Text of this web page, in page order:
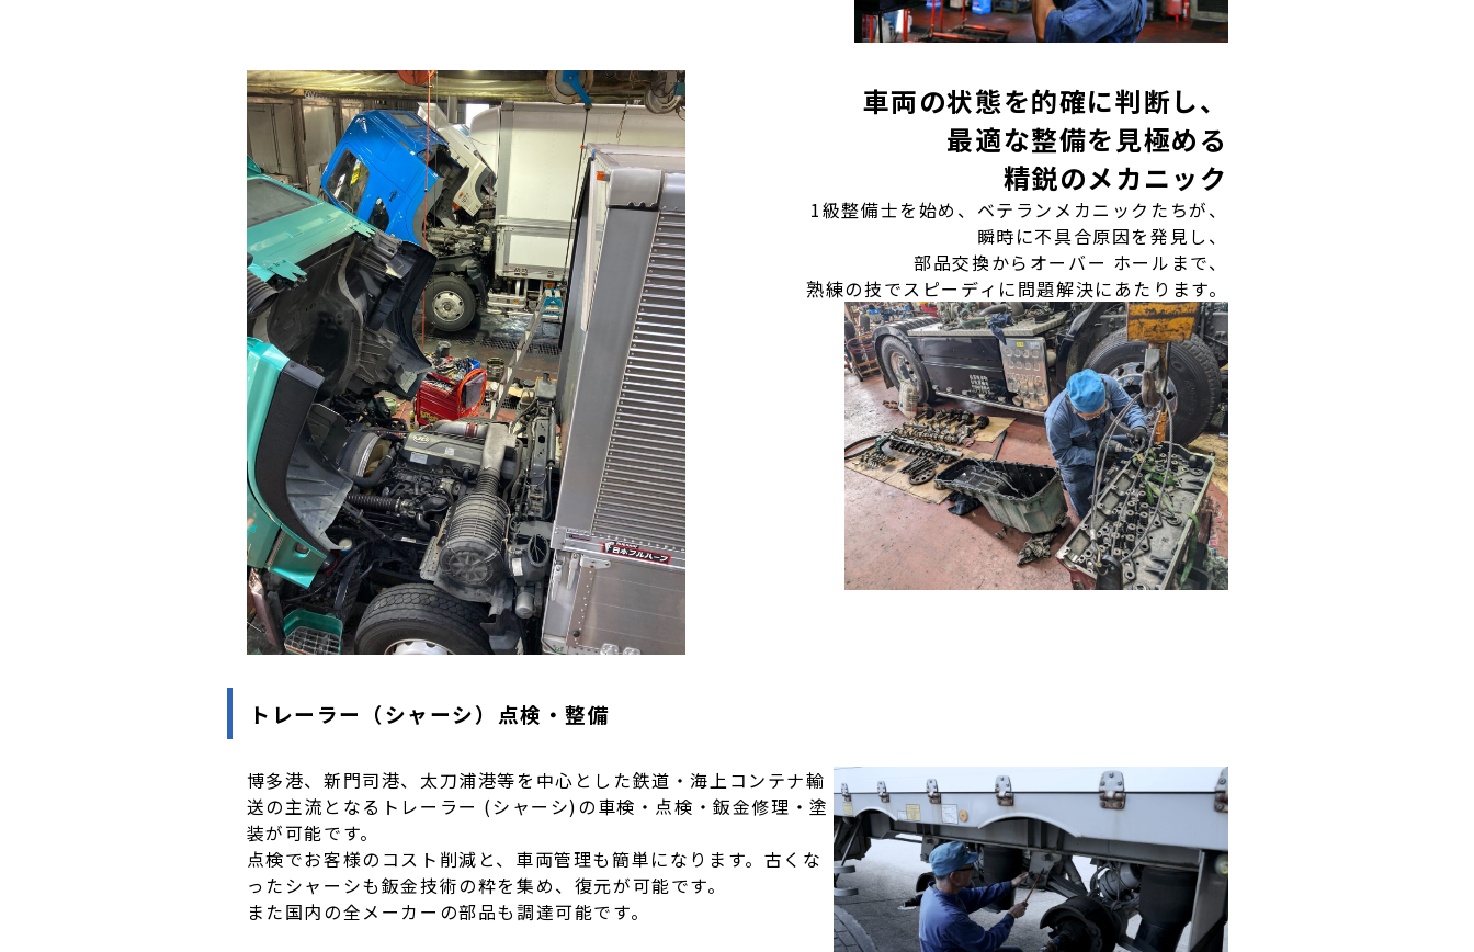
車両の状態を的確に判断し、
最適な整備を見極める
精鋭のメカニック
1級整備士を始め、ベテランメカニックたちが、
瞬時に不具合原因を発見し、
部品交換からオーバー ホールまで、
熟練の技でスピーディに問題解決にあたります。
トレーラー（シャーシ）点検・整備
博多港、新門司港、太刀浦港等を中心とした鉄道・海上コンテナ輸
送の主流となるトレーラー (シャーシ)の車検・点検・鈑金修理・塗
装が可能です。
点検でお客様のコスト削減と、車両管理も簡単になります。古くな
ったシャーシも鈑金技術の粋を集め、復元が可能です。
また国内の全メーカーの部品も調達可能です。